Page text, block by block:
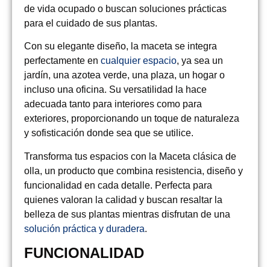
de vida ocupado o buscan soluciones prácticas
para el cuidado de sus plantas.
Con su elegante diseño, la maceta se integra
perfectamente en cualquier espacio, ya sea un
jardín, una azotea verde, una plaza, un hogar o
incluso una oficina. Su versatilidad la hace
adecuada tanto para interiores como para
exteriores, proporcionando un toque de naturaleza
y sofisticación donde sea que se utilice.
Transforma tus espacios con la Maceta clásica de
olla, un producto que combina resistencia, diseño y
funcionalidad en cada detalle. Perfecta para
quienes valoran la calidad y buscan resaltar la
belleza de sus plantas mientras disfrutan de una
solución práctica y duradera.
FUNCIONALIDAD